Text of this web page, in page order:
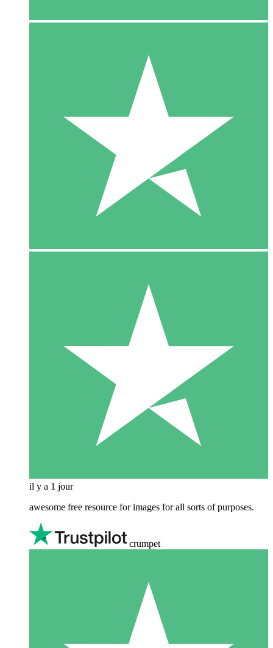
il y a 1 jour
awesome free resource for images for all sorts of purposes.
crumpet